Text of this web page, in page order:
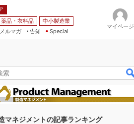
品・衣料品
中小製造業
メルマガ
告知 Special
マイページ
マネジメントの記事ランキング